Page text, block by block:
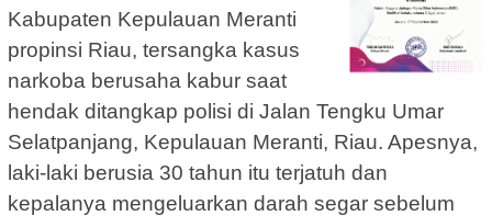
Kabupaten Kepulauan Meranti
propinsi Riau, tersangka kasus
narkoba berusaha kabur saat
hendak ditangkap polisi di Jalan Tengku Umar
Selatpanjang, Kepulauan Meranti, Riau. Apesnya,
laki-laki berusia 30 tahun itu terjatuh dan
kepalanya mengeluarkan darah segar sebelum